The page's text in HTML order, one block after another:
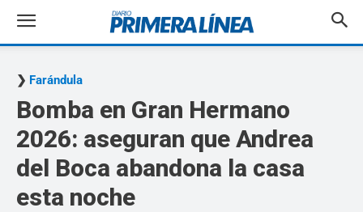
Farándula
Bomba en Gran Hermano
2026: aseguran que Andrea
del Boca abandona la casa
esta noche